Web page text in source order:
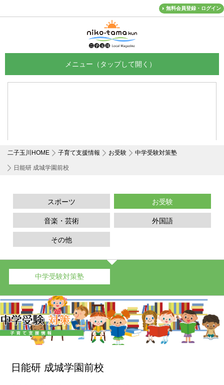
無料会員登録・ログイン
二子玉川HOME 子育て支援情報 お受験 中学受験対策塾
日能研 成城学園前校
スポーツ お受験
音楽・芸術 外国語
その他
中学受験対策塾
日能研 成城学園前校
メニュー